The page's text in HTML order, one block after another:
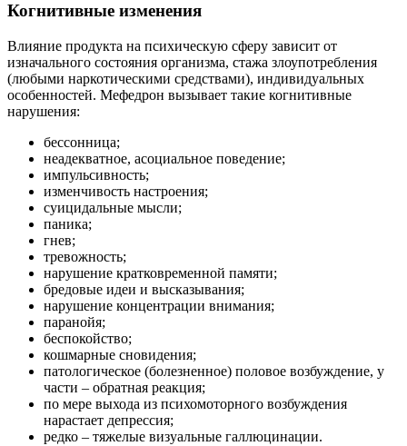
Когнитивные изменения
Влияние продукта на психическую сферу зависит от
изначального состояния организма, стажа злоупотребления
(любыми наркотическими средствами), индивидуальных
особенностей. Мефедрон вызывает такие когнитивные
нарушения:
бессонница;
неадекватное, асоциальное поведение;
импульсивность;
изменчивость настроения;
суицидальные мысли;
паника;
гнев;
тревожность;
нарушение кратковременной памяти;
бредовые идеи и высказывания;
нарушение концентрации внимания;
паранойя;
беспокойство;
кошмарные сновидения;
патологическое (болезненное) половое возбуждение, у
части – обратная реакция;
по мере выхода из психомоторного возбуждения
нарастает депрессия;
редко – тяжелые визуальные галлюцинации.